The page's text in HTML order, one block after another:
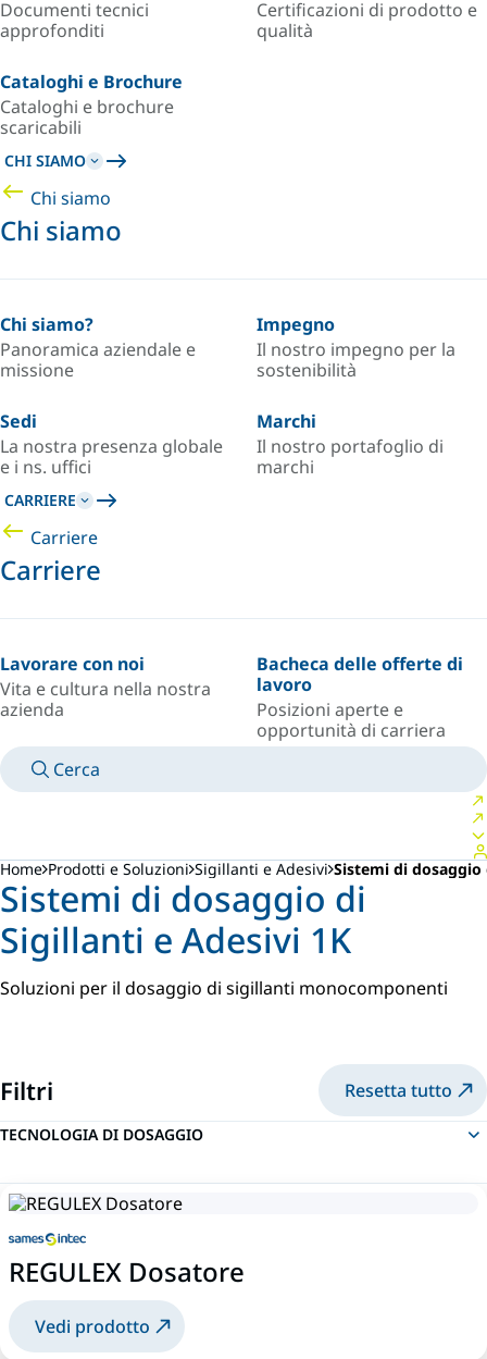
Documenti tecnici
approfonditi
Certificazioni di prodotto e
qualità
Cataloghi e Brochure
Cataloghi e brochure
scaricabili
CHI SIAMO
Chi siamo
Chi siamo
Chi siamo?
Panoramica aziendale e
missione
Impegno
Il nostro impegno per la
sostenibilità
Sedi
La nostra presenza globale
e i ns. uffici
Marchi
Il nostro portafoglio di
marchi
CARRIERE
Carriere
Carriere
Lavorare con noi
Vita e cultura nella nostra
azienda
Bacheca delle offerte di
lavoro
Posizioni aperte e
opportunità di carriera
Cerca
Home Prodotti e Soluzioni Sigillanti e Adesivi Sistemi di dosaggio
Sistemi di dosaggio di
Sigillanti e Adesivi 1K
Soluzioni per il dosaggio di sigillanti monocomponenti
Filtri Resetta tutto
TECNOLOGIA DI DOSAGGIO
REGULEX Dosatore
Vedi prodotto